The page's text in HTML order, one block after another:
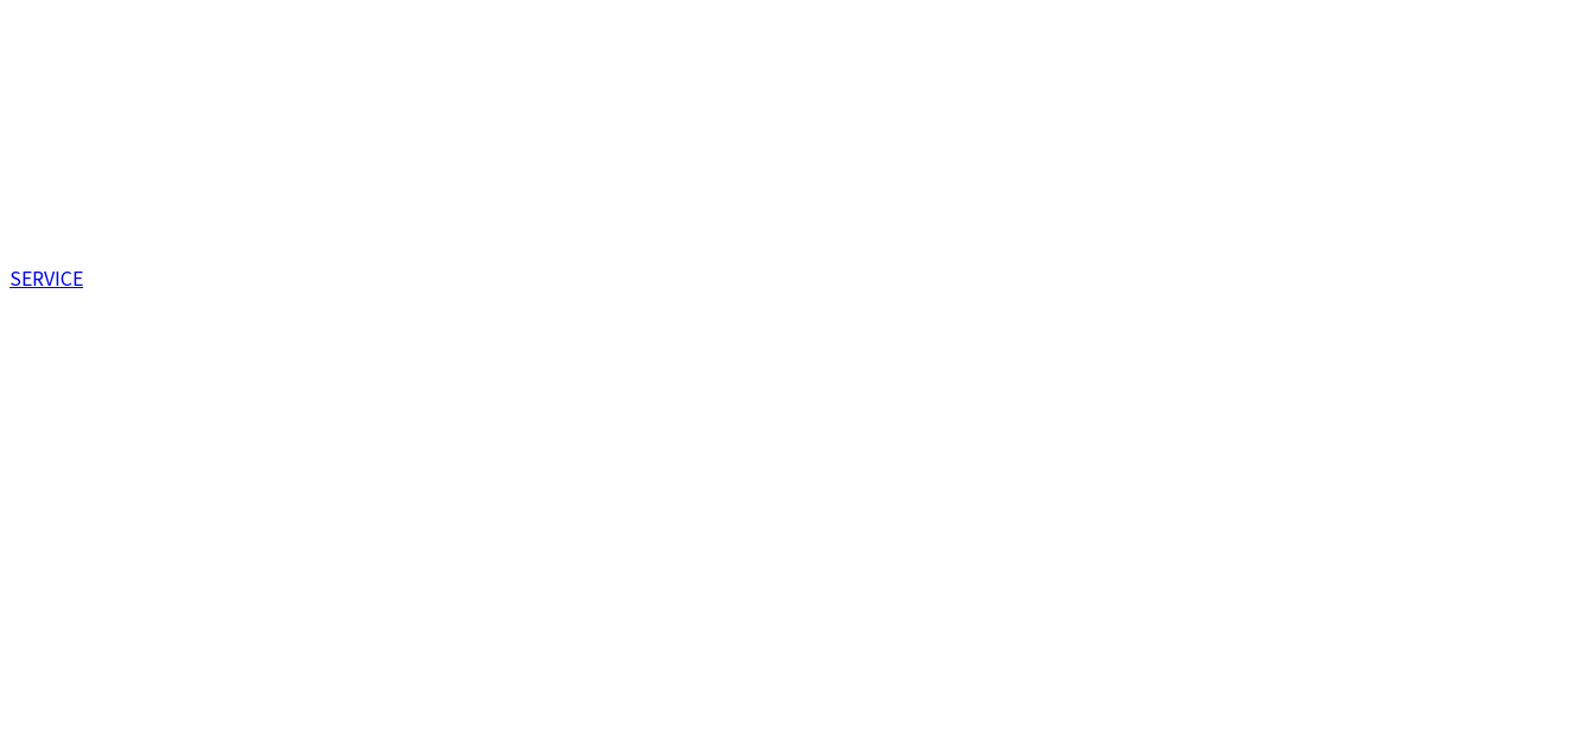
SERVICE